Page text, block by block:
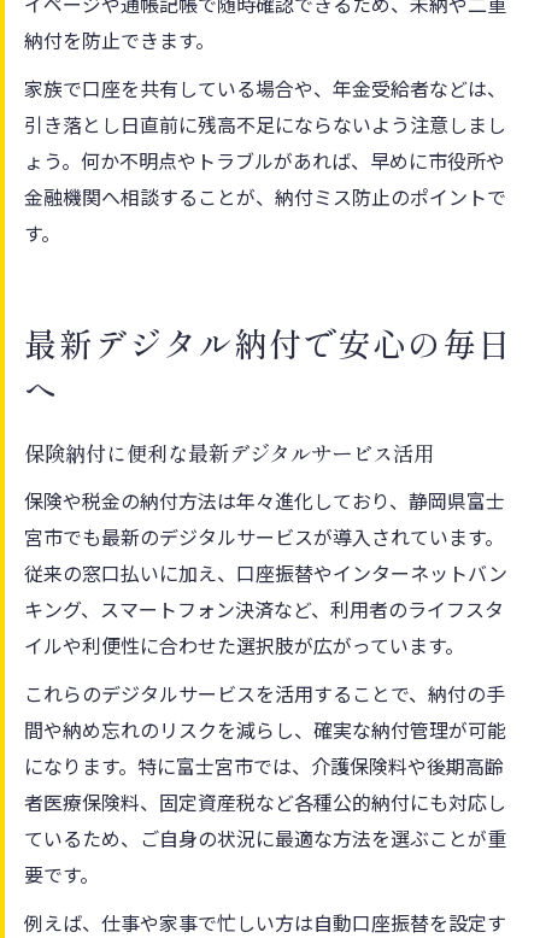
納付を防止できます。
家族で口座を共有している場合や、年金受給者などは、
引き落とし日直前に残高不足にならないよう注意しまし
ょう。何か不明点やトラブルがあれば、早めに市役所や
金融機関へ相談することが、納付ミス防止のポイントで
す。
最新デジタル納付で安心の毎日
へ
保険納付に便利な最新デジタルサービス活用
保険や税金の納付方法は年々進化しており、静岡県富士
宮市でも最新のデジタルサービスが導入されています。
従来の窓口払いに加え、口座振替やインターネットバン
キング、スマートフォン決済など、利用者のライフスタ
イルや利便性に合わせた選択肢が広がっています。
これらのデジタルサービスを活用することで、納付の手
間や納め忘れのリスクを減らし、確実な納付管理が可能
になります。特に富士宮市では、介護保険料や後期高齢
者医療保険料、固定資産税など各種公的納付にも対応し
ているため、ご自身の状況に最適な方法を選ぶことが重
要です。
例えば、仕事や家事で忙しい方は自動口座振替を設定す